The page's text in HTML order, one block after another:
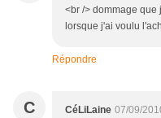
<br /> dommage que
lorsque j'ai voulu
Répondre
C CéLiLaine 07/09/